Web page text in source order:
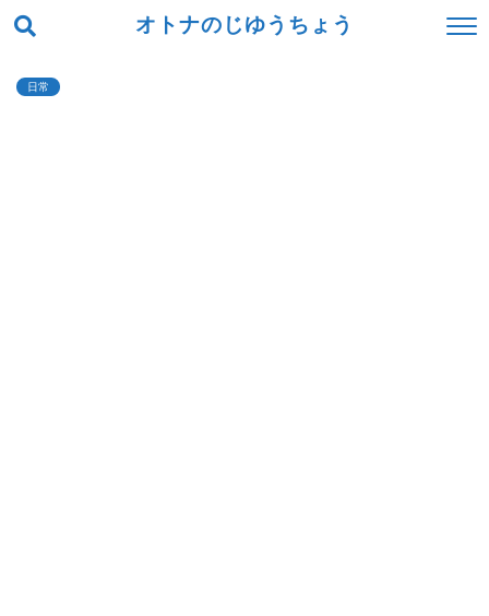
オトナのじゆうちょう
日常